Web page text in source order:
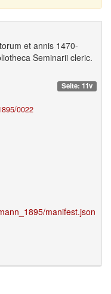
et annis 1470-
Seminarii cleric.
Seite: 11v
0022
manifest.json